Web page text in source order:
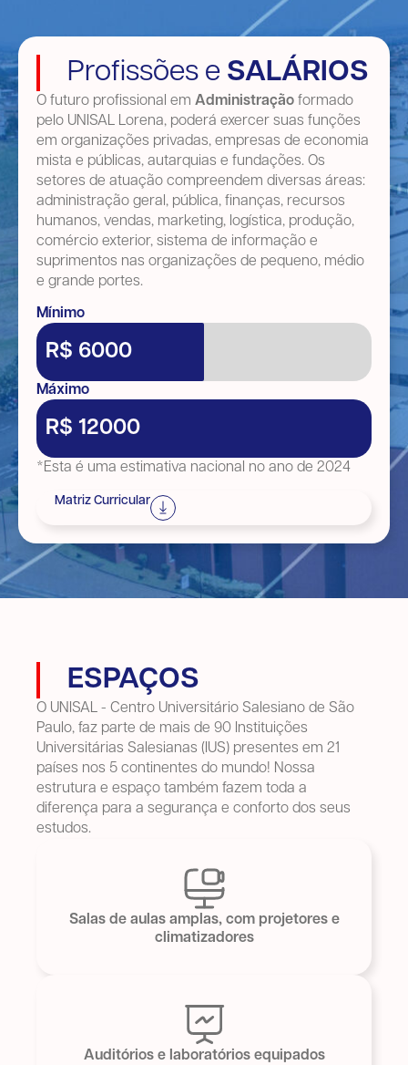
Profissões e SALÁRIOS
O futuro profissional em Administração formado
pelo UNISAL Lorena, poderá exercer suas funções
em organizações privadas, empresas de economia
mista e públicas, autarquias e fundações. Os
setores de atuação compreendem diversas áreas:
administração geral, pública, finanças, recursos
humanos, vendas, marketing, logística, produção,
comércio exterior, sistema de informação e
suprimentos nas organizações de pequeno, médio
e grande portes.
Mínimo
R$ 6000
Máximo
R$ 12000
*Esta é uma estimativa nacional no ano de 2024
Matriz Curricular
ESPAÇOS
O UNISAL - Centro Universitário Salesiano de São
Paulo, faz parte de mais de 90 Instituições
Universitárias Salesianas (IUS) presentes em 21
países nos 5 continentes do mundo! Nossa
estrutura e espaço também fazem toda a
diferença para a segurança e conforto dos seus
estudos.
Salas de aulas amplas, com projetores e
climatizadores
Auditórios e laboratórios equipados